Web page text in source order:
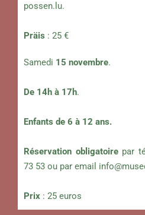
possen.lu.
Präis : 25 €
Samedi 15 novembre.
De 14h à 17h.
Enfants de 6 à 12 ans.
Réservation obligatoirepar
73 53 ou par email
Prix : 25 euros